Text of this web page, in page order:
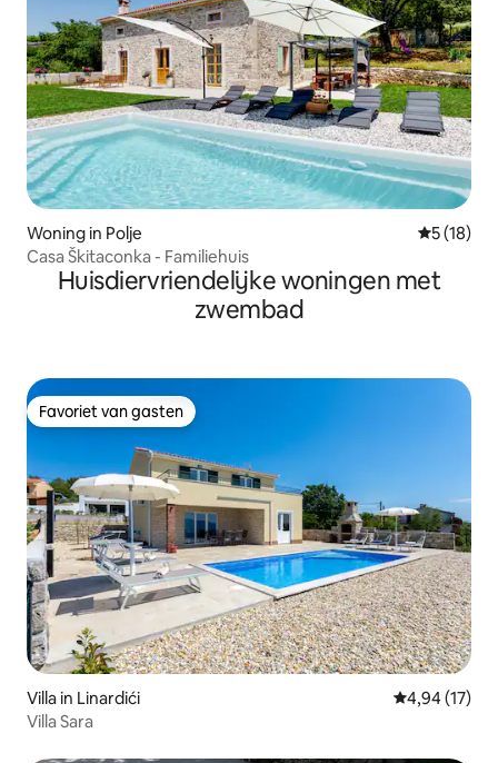
Woning in Polje
5 (18)
Casa Škitaconka - Familiehuis
Huisdiervriendelijke woningen met
zwembad
Favoriet van gasten
Favoriet van gasten
Villa in Linardići Gemiddelde
4,94 (17)
Villa Sara